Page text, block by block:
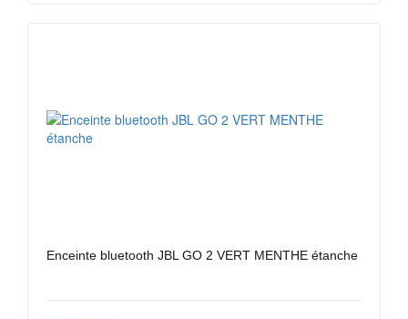
Enceinte bluetooth JBL GO 2 VERT MENTHE étanche